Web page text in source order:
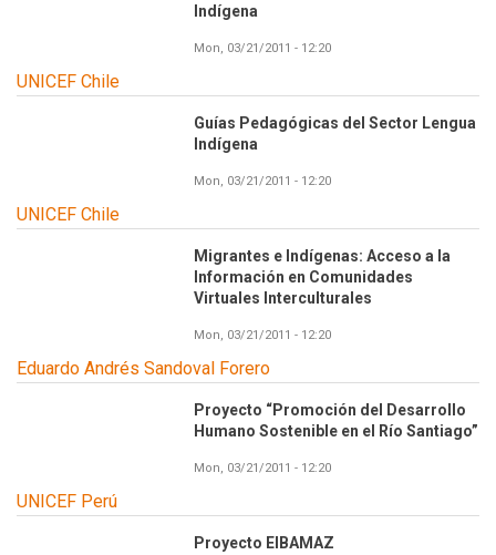
Indígena
Mon, 03/21/2011 - 12:20
UNICEF Chile
Guías Pedagógicas del Sector Lengua
Indígena
Mon, 03/21/2011 - 12:20
UNICEF Chile
Migrantes e Indígenas: Acceso a la
Información en Comunidades
Virtuales Interculturales
Mon, 03/21/2011 - 12:20
Eduardo Andrés Sandoval Forero
Proyecto “Promoción del Desarrollo
Humano Sostenible en el Río Santiago”
Mon, 03/21/2011 - 12:20
UNICEF Perú
Proyecto EIBAMAZ